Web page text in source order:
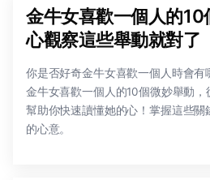
金牛女喜歡一個人的10
心觀察這些舉動就對了
你是否好奇金牛女喜歡一個人時會
金牛女喜歡一個人的10個微妙舉動，
幫助你快速讀懂她的心！掌握這些
的心意。